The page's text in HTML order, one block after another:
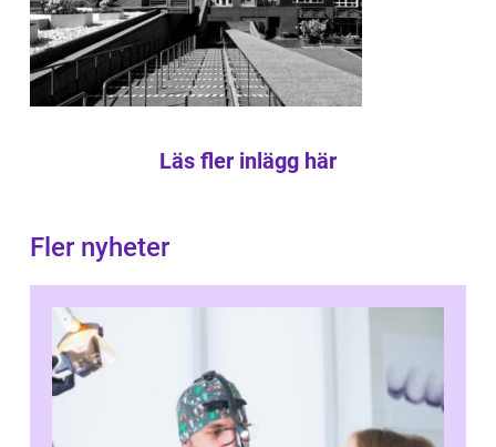
Läs fler inlägg här
Fler nyheter